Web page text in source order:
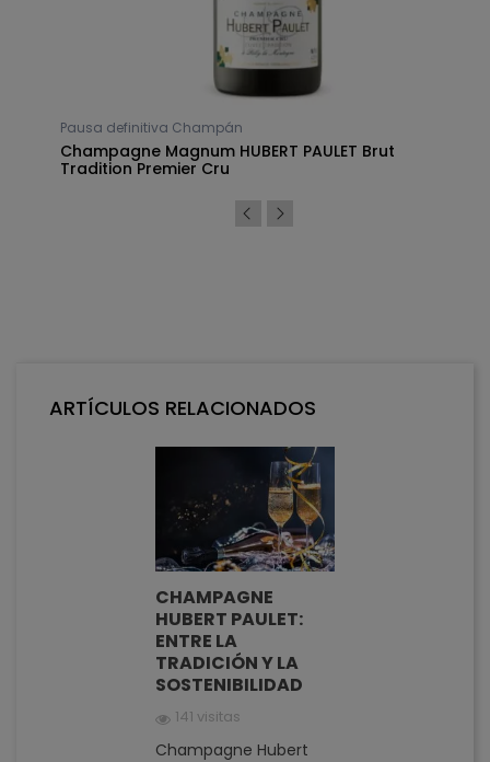
Pausa definitiva Champán
Champagne Magnum HUBERT PAULET Brut
Tradition Premier Cru
ARTÍCULOS RELACIONADOS
CHAMPAGNE
HUBERT PAULET:
ENTRE LA
TRADICIÓN Y LA
SOSTENIBILIDAD
141 visitas
Champagne Hubert